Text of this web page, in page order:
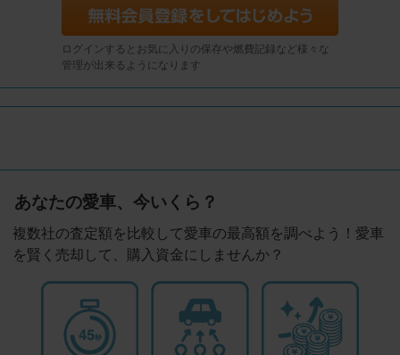
ログインするとお気に入りの保存や燃費記録など様々な
管理が出来るようになります
あなたの愛車、今いくら？
複数社の査定額を比較して愛車の最高額を調べよう！愛車
を賢く売却して、購入資金にしませんか？